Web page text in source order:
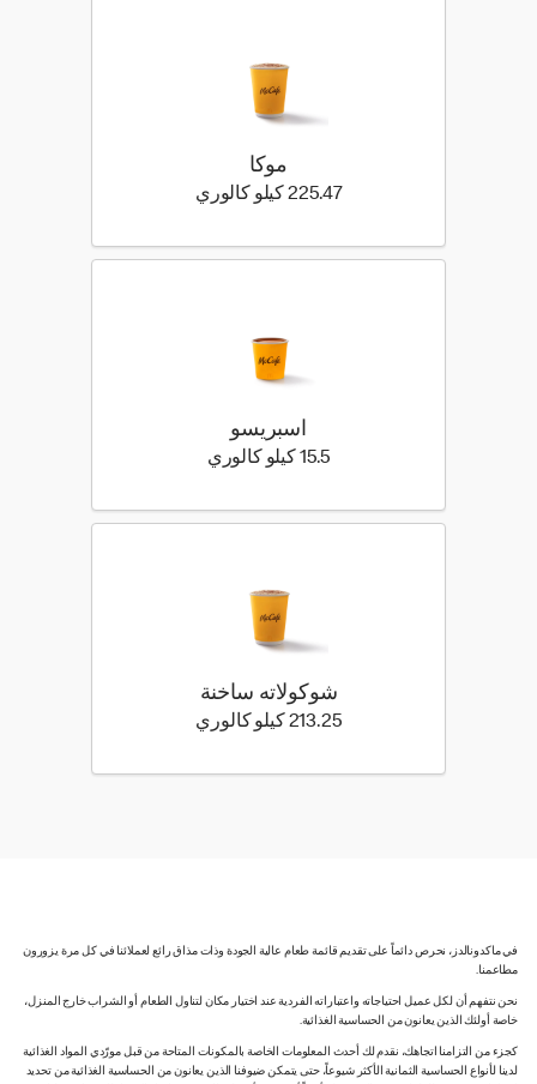
موكا
225.47 كيلو كالوري
اسبريسو
15.5 كيلو كالوري
شوكولاته ساخنة
213.25 كيلو كالوري 213.25 كيلو سعرة حرارية
في ماكدونالدز، نحرص دائماً على تقديم قائمة طعام عالية الجودة وذات مذاق رائع لعملائنا في كل مرة يزورون
مطاعمنا.
نحن نتفهم أن لكل عميل احتياجاته واعتباراته الفردية عند اختيار مكان لتناول الطعام أو الشراب خارج المنزل،
خاصة أولئك الذين يعانون من الحساسية الغذائية.
كجزء من التزامنا اتجاهك، نقدم لك أحدث المعلومات الخاصة بالمكونات المتاحة من قبل مورّدي المواد الغذائية
لدينا لأنواع الحساسية الثمانية الأكثر شيوعاً، حتى يتمكن ضيوفنا الذين يعانون من الحساسية الغذائية من تحديد